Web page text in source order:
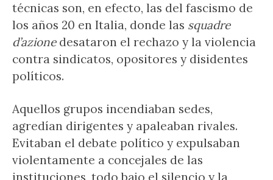
técnicas son, en efecto, las del fascismo de
los años 20 en Italia, donde las squadre
d’azionedesataron el rechazo y la violencia
contra sindicatos, opositores y disidentes
políticos.
Aquellos grupos incendiaban sedes,
agredían dirigentes y apaleaban rivales.
Evitaban el debate político y expulsaban
violentamente a concejales de las
instituciones, todo bajo el silencio y la